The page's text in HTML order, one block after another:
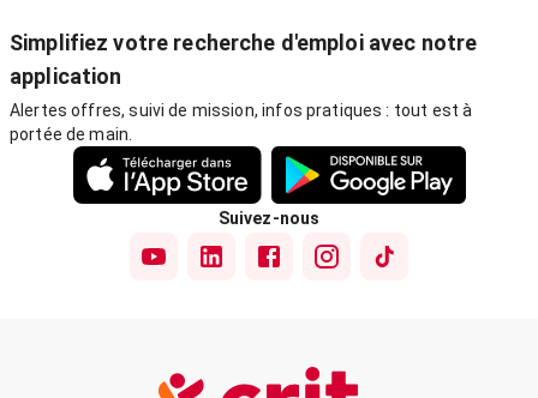
Simplifiez votre recherche d'emploi avec notre
application
Alertes offres, suivi de mission, infos pratiques : tout est à
portée de main.
Suivez-nous